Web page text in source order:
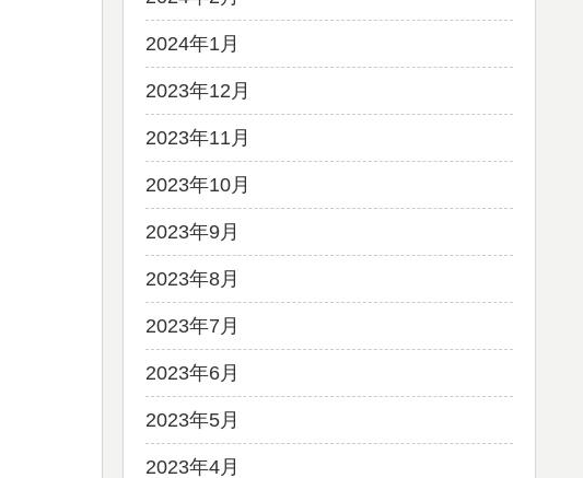
2024年1月
2023年12月
2023年11月
2023年10月
2023年9月
2023年8月
2023年7月
2023年6月
2023年5月
2023年4月